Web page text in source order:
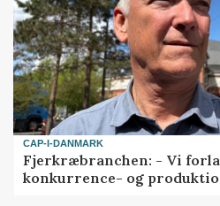
CAP-I-DANMARK
Fjerkræbranchen: - Vi
konkurrence- og